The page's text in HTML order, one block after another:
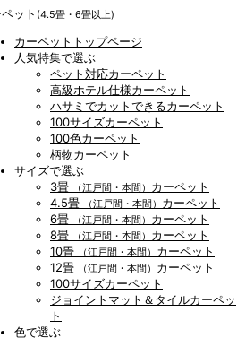
ット (4.5畳・6畳以上)
カーペットトップページ
人気特集で選ぶ
ペット対応カーペット
高級ホテル仕様カーペット
ハサミでカットできるカーペット
100サイズカーペット
100色カーペット
柄物カーペット
サイズで選ぶ
3畳
（江戸間・本間） カーペット
4.5畳
（江戸間・本間） カーペット
6畳
（江戸間・本間） カーペット
8畳
（江戸間・本間） カーペット
10畳
（江戸間・本間） カーペット
12畳
（江戸間・本間） カーペット
100サイズカーペット
ジョイントマット＆タイルカーペッ
ト
色で選ぶ